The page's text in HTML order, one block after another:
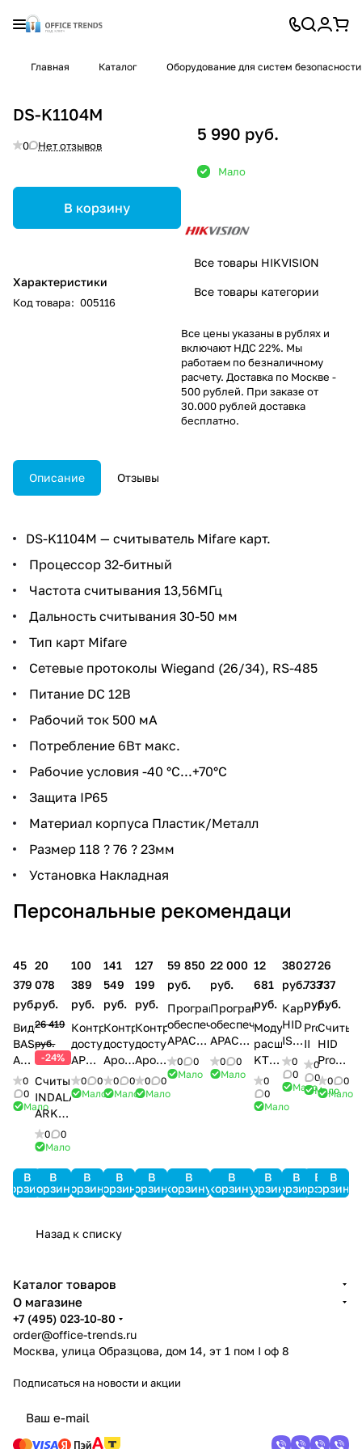
Главная Каталог Оборудование для систем безопасности
DS-K1104M
0 Нет отзывов
В корзину
Характеристики
Код товара: 005116
5 990 руб.
Мало
Все товары HIKVISION
Все товары категории
Все цены указаны в рублях и
включают НДС 22%. Мы
работаем по безналичному
расчету. Доставка по Москве -
500 рублей. При заказе от
30.000 рублей доставка
бесплатно.
Описание Отзывы
DS-K1104M — считыватель Mifare карт.
Процессор 32-битный
Частота считывания 13,56МГц
Дальность считывания 30-50 мм
Тип карт Mifare
Сетевые протоколы Wiegand (26/34), RS-485
Питание DC 12В
Рабочий ток 500 мА
Потребление 6Вт макс.
Рабочие условия -40 °C...+70°C
Защита IP65
Материал корпуса Пластик/Металл
Размер 118 ? 76 ? 23мм
Установка Накладная
Персональные рекомендаци
45
379
руб.
Видеодомофон
BAS
AF-
070
0
Мало
В
корзину
20
078
руб.
26 419
руб.
-24%
Считыватель
INDALA
ARK-
501HD
PinProx
0
0
Мало
В
корзину
100
389
руб.
Контроллер
доступа
APOLLO
AIM-
4SL
0
0
Мало
В
корзину
141
549
руб.
Контроллер
доступа
Apollo
AAN-
100
0
0
Мало
В
корзину
127
199
руб.
Контроллер
доступа
Apollo
AAN-
32N
0
0
Мало
В
корзину
59 850
руб.
Программное
обеспечение
APACS
3000
Std-
SRV
0
0
Мало
В
корзину
22 000
руб.
Программное
обеспечение
APACS
3000
Light-
0
0
Мало
В
корзину
12
681
руб.
Модуль
расширения
KT-
PC4108
0
0
Мало
В
корзину
380
руб.
Карта
HID
ISOProx
II
1386
0
0
Мало
В
корзину
27
733
руб.
ProxPro
II
0
0
Мало
В
корзину
26
737
руб.
HID
Prox-
карт
0
0
Мало
В
корзину
Назад к списку
Каталог товаров
О магазине
+7 (495) 023-10-80
order@office-trends.ru
Москва, улица Образцова, дом 14, эт 1 пом I оф 8
Подписаться на новости и акции